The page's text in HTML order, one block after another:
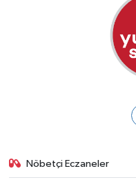
Nöbetçi Eczaneler